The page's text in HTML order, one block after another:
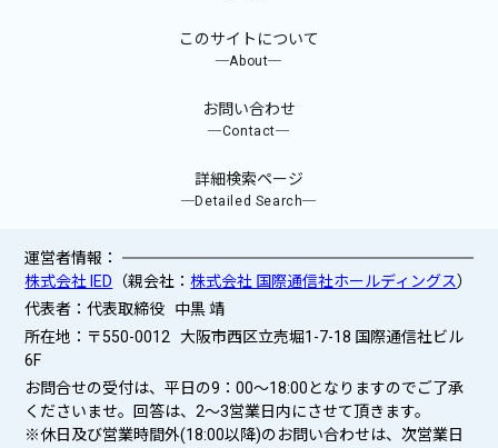
このサイトについて
─About─
お問い合わせ
─Contact─
詳細検索ページ
─Detailed Search─
運営者情報：
株式会社 IED （親会社：株式会社 国際通信社ホールディングス）
代表者：代表取締役 中黒 靖
所在地：〒550-0012 大阪市西区立売堀1-7-18 国際通信社ビル
6F
お問合せの受付は、平日の9：00～18:00となりますのでご了承
くださいませ。回答は、2〜3営業日内にさせて頂きます。
※休日及び営業時間外(18:00以降)のお問い合わせは、次営業日